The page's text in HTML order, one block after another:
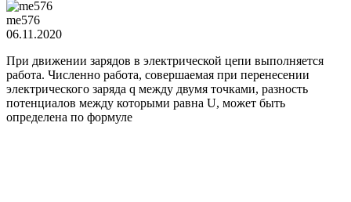
me576
06.11.2020
При движении зарядов в электрической цепи выполняется
работа. Численно работа, совершаемая при перенесении
электрического заряда q между двумя точками, разность
потенциалов между которыми равна U, может быть
определена по формуле